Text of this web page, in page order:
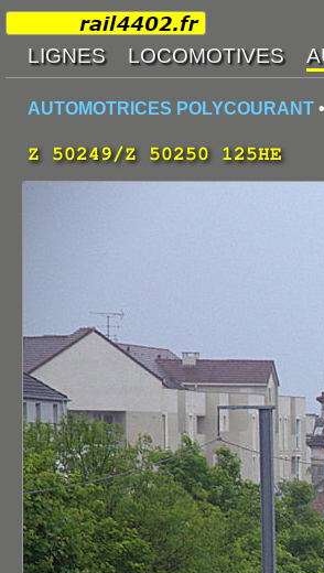
AUTOMOTRICES POLYCOURANT
Z 50249/Z 50250 125HE